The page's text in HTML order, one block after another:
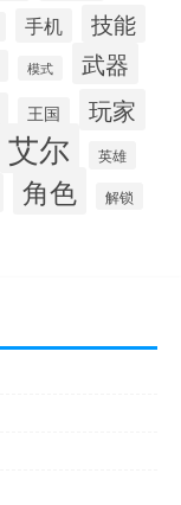
手机
技能
模式 武器
王国 玩家
艾尔 英雄
角色 解锁